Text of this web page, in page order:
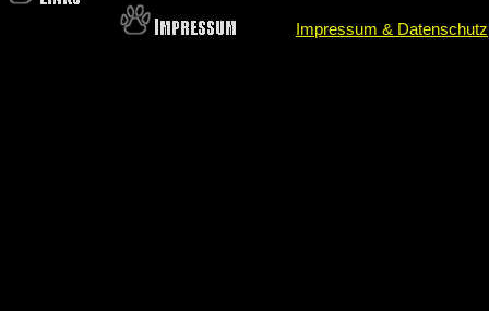
Impressum & Datenschutz